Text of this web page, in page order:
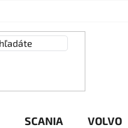
SCANIA VOLVO